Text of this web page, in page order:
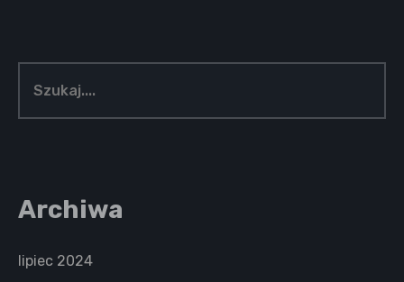
Archiwa
lipiec 2024